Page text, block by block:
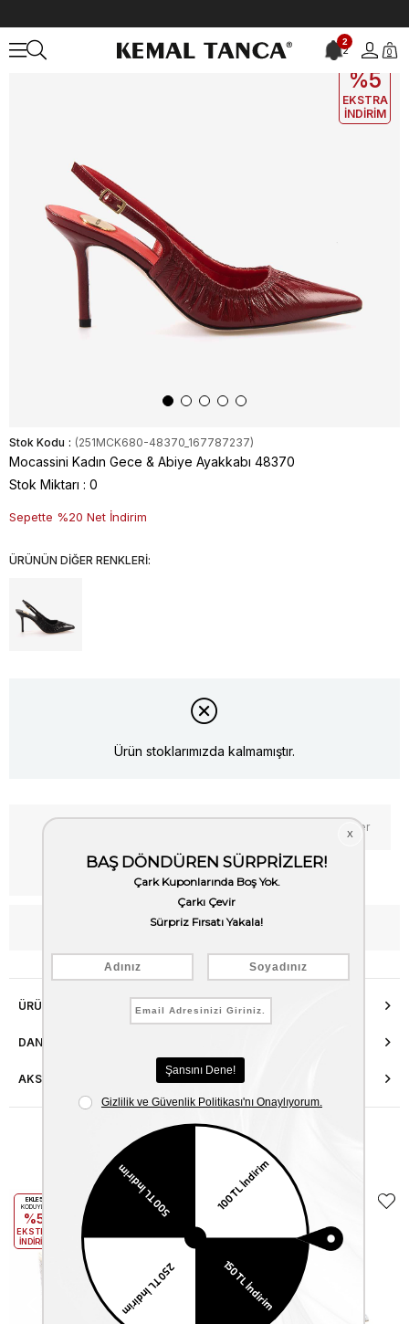
2
2 0
EKLE5
%5
EKSTRA
İNDİRİM
Stok Kodu (251MCK680-48370_167787237)
Mocassini Kadın Gece & Abiye Ayakkabı 48370
Stok Miktarı : 0
Sepette %20 Net İndirim
ÜRÜNÜN DİĞER RENKLERİ:
Ürün stoklarımızda kalmamıştır.
Fiyat Düşünce Haber Ver
Kargo Bedava
WhatsApp’tan Bilgi Al
ÜRÜN ÖZELLIKLERI
DANIŞMA HATTI
AKSESUAR ONARIMI
Benzer Ürünler
EKLE5
KODUYLA
%5
EKSTRA
İNDİRİM
EKLE5
KODUYLA
İNDİRİM